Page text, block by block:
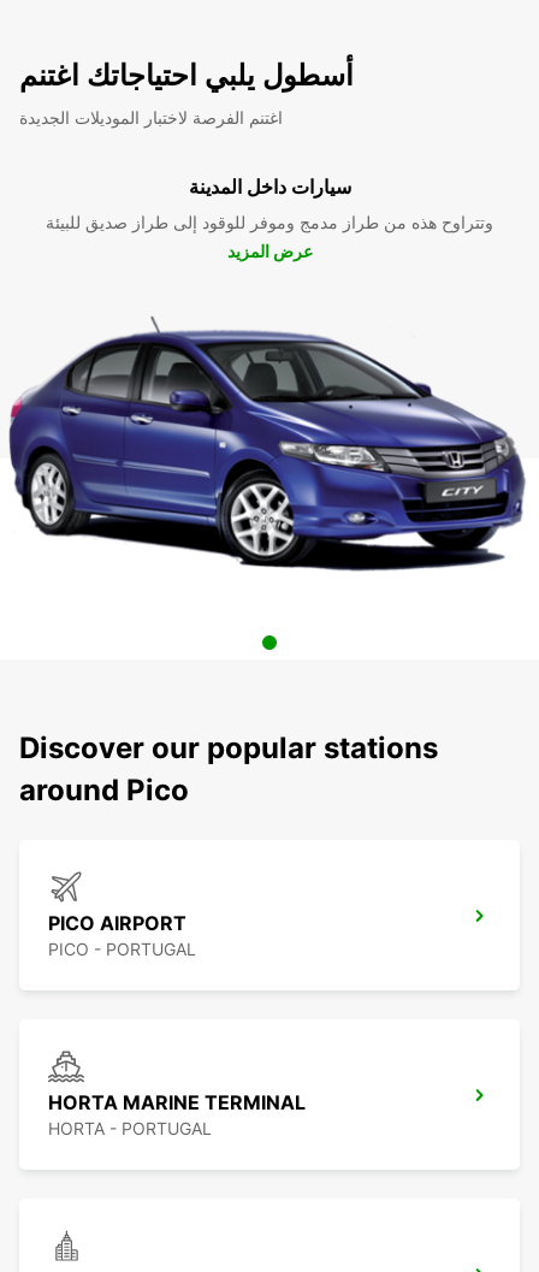
أسطول يلبي احتياجاتك اغتنم
اغتنم الفرصة لاختبار الموديلات الجديدة
سيارات داخل المدينة
وتتراوح هذه من طراز مدمج وموفر للوقود إلى طراز صديق للبيئة
عرض المزيد
Discover our popular stations
around Pico
PICO AIRPORT
PICO - PORTUGAL
HORTA MARINE TERMINAL
HORTA - PORTUGAL